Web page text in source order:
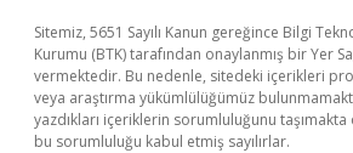
Sitemiz, 5651 Sayılı Kanun gereğince Bilgi
Kurumu (BTK) tarafından onaylanmış bir Yer
vermektedir. Bu nedenle, sitedeki içerikleri
veya araştırma yükümlülüğümüz
yazdıkları içeriklerin sorumluluğunu
bu sorumluluğu kabul etmiş sayılırlar.